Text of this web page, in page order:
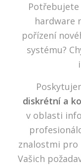
Potřebujete
hardware
pořízení
systému?
diskrétní a
v oblasti
znalostmi pro
Vašich